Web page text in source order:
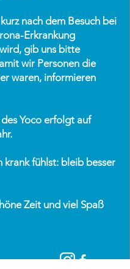
nach dem Besuch bei
Erkrankung
gib uns bitte
wir Personen die
waren, informieren
Yoco erfolgt auf
krank fühlst: bleib besser
Zeit und viel Spaß